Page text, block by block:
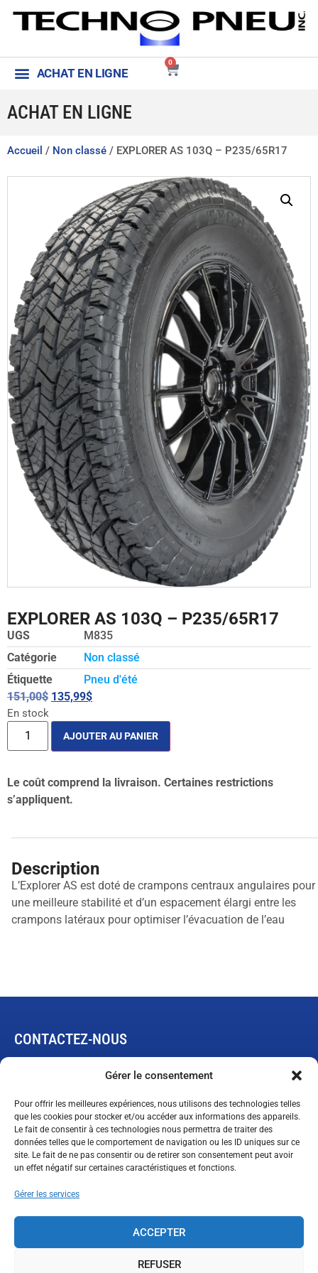
Gérer le consentement
Pour offrir les meilleures expériences, nous utilisons des technologies telles
que les cookies pour stocker et/ou accéder aux informations des appareils.
Le fait de consentir à ces technologies nous permettra de traiter des
données telles que le comportement de navigation ou les ID uniques sur ce
site. Le fait de ne pas consentir ou de retirer son consentement peut avoir
un effet négatif sur certaines caractéristiques et fonctions.
Gérer les services
ACCEPTER
REFUSER
0
ACHAT EN LIGNE
ACHAT EN LIGNE
Accueil / Non classé / EXPLORER AS 103Q – P235/65R17
EXPLORER AS 103Q – P235/65R17
UGS
M835
Catégorie
Non classé
Étiquette
Pneu d'été
151,00$ 135,99$
En stock
AJOUTER AU PANIER
Le coût comprend la livraison. Certaines restrictions
s’appliquent.
Description
L’Explorer AS est doté de crampons centraux angulaires pour
une meilleure stabilité et d’un espacement élargi entre les
crampons latéraux pour optimiser l’évacuation de l’eau
CONTACTEZ-NOUS
Rimouski, Québec G5M 1B4
Demande de garantie limitée
ventes@technopneu.com
SUIVEZ-NOUS